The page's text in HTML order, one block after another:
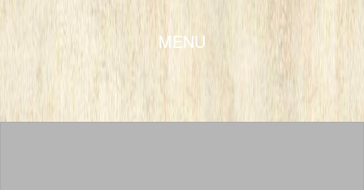
MENU
SKIP TO CONTENT